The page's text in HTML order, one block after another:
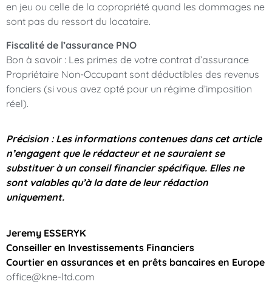
en jeu ou celle de la copropriété quand les dommages ne
sont pas du ressort du locataire.
Fiscalité de l’assurance PNO
Bon à savoir : Les primes de votre contrat d’assurance
Propriétaire Non-Occupant sont déductibles des revenus
fonciers (si vous avez opté pour un régime d’imposition
réel).
Précision : Les informations contenues dans cet article
n’engagent que le rédacteur et ne sauraient se
substituer à un conseil financier spécifique. Elles ne
sont valables qu’à la date de leur rédaction
uniquement.
Jeremy ESSERYK
Conseiller en Investissements Financiers
Courtier en assurances et en prêts bancaires en Europe
office@kne-ltd.com